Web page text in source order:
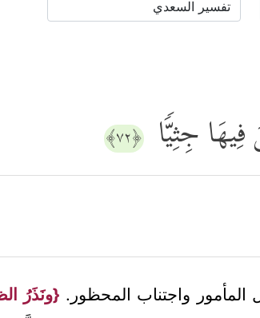
جِثِیࣰّا ﴿٧٢﴾
المأمور واجتناب المحظور. {ونَذَرُ